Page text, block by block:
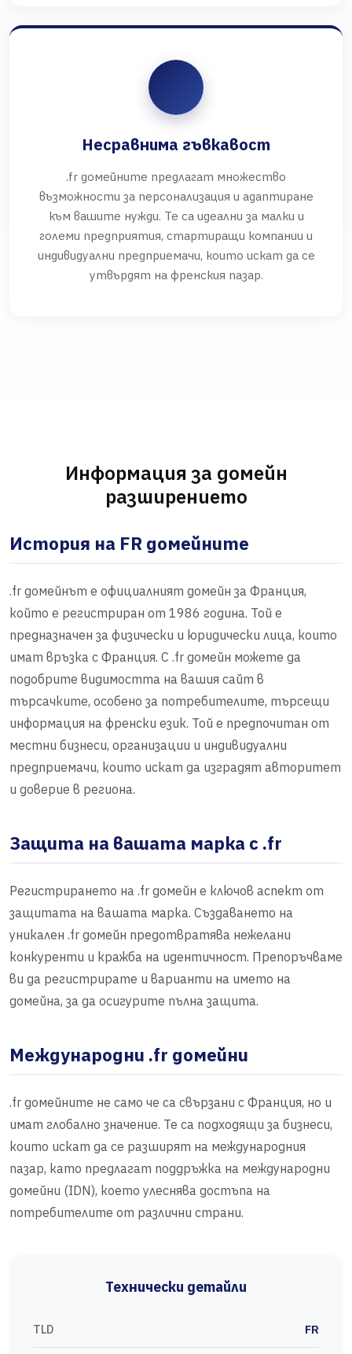
Несравнима гъвкавост
.fr домейните предлагат множество
възможности за персонализация и адаптиране
към вашите нужди. Те са идеални за малки и
големи предприятия, стартиращи компании и
индивидуални предприемачи, които искат да се
утвърдят на френския пазар.
Информация за домейн
разширението
История на FR домейните
.fr домейнът е официалният домейн за Франция,
който е регистриран от 1986 година. Той е
предназначен за физически и юридически лица, които
имат връзка с Франция. С .fr домейн можете да
подобрите видимостта на вашия сайт в
търсачките, особено за потребителите, търсещи
информация на френски език. Той е предпочитан от
местни бизнеси, организации и индивидуални
предприемачи, които искат да изградят авторитет
и доверие в региона.
Защита на вашата марка с .fr
Регистрирането на .fr домейн е ключов аспект от
защитата на вашата марка. Създаването на
уникален .fr домейн предотвратява нежелани
конкуренти и кражба на идентичност. Препоръчваме
ви да регистрирате и варианти на името на
домейна, за да осигурите пълна защита.
Международни .fr домейни
.fr домейните не само че са свързани с Франция, но и
имат глобално значение. Те са подходящи за бизнеси,
които искат да се разширят на международния
пазар, като предлагат поддръжка на международни
домейни (IDN), което улеснява достъпа на
потребителите от различни страни.
Технически детайли
TLD FR